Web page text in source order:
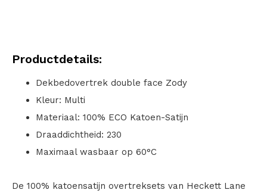
Productdetails:
Dekbedovertrek double face Zody
Kleur: Multi
Materiaal: 100% ECO Katoen-Satijn
Draaddichtheid: 230
Maximaal wasbaar op 60°C
De 100% katoensatijn overtreksets van Heckett Lane